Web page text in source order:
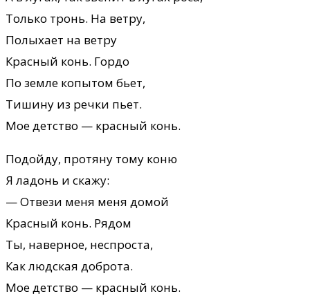
Только тронь. На ветрy,
Полыхает на ветрy
Красный конь. Гордо
По земле копытом бьет,
Тишинy из речки пьет.
Мое детство — красный конь.
Подойдy, протянy томy коню
Я ладонь и скажy:
— Отвези меня меня домой
Красный конь. Рядом
Ты, наверное, неспроста,
Как людская доброта.
Мое детство — красный конь.